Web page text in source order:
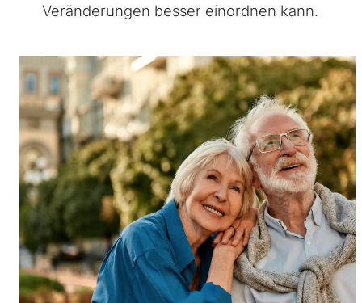
Veränderungen besser einordnen kann.